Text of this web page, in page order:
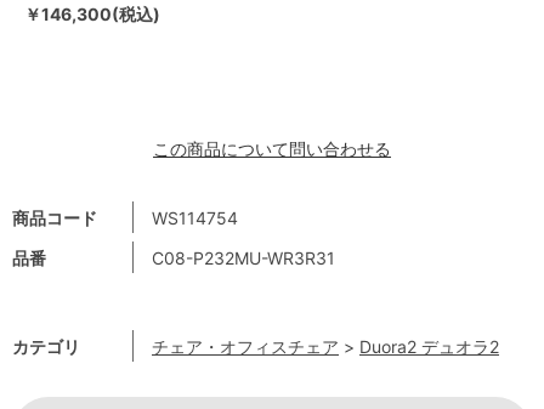
商品コード
WS114754
品番
C08-P232MU-WR3R31
カテゴリ チェア・オフィスチェア > Duora2 デュオラ2
￥146,300(税込)
この商品について問い合わせる